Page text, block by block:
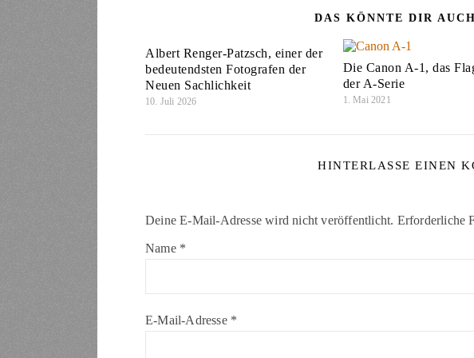
DAS KÖNNTE DIR
Albert Renger-Patzsch, einer der
bedeutendsten Fotografen der
Neuen Sachlichkeit
10. Juli 2026
Die Canon A-1, das
der A-Serie
1. Mai 2021
HINTERLASSE EINEN
Deine E-Mail-Adresse wird nicht veröffentlicht. Erforderliche
Name *
E-Mail-Adresse *